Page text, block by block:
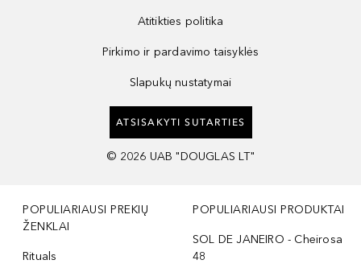
Atitikties politika
Pirkimo ir pardavimo taisyklės
Slapukų nustatymai
ATSISAKYTI SUTARTIES
© 2026 UAB "DOUGLAS LT"
POPULIARIAUSI PREKIŲ
ŽENKLAI
Rituals
POPULIARIAUSI PRODUKTAI
SOL DE JANEIRO - Cheirosa
48